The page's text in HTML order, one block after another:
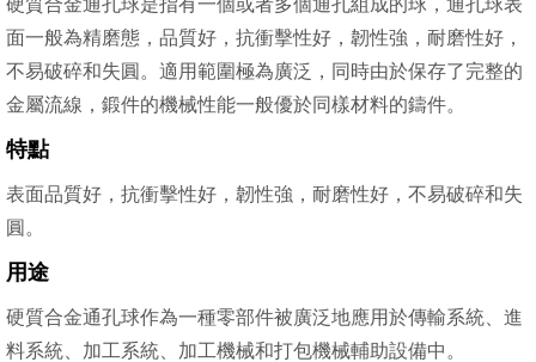
面一般為精磨態，品質好，抗衝擊性好，韌性強，耐磨性好，
不易破碎和失圓。適用範圍極為廣泛，同時由於保存了完整的
金屬流線，鍛件的機械性能一般優於同樣材料的鑄件。
特點
表面品質好，抗衝擊性好，韌性強，耐磨性好，不易破碎和失
圓。
用途
硬質合金通孔球作為一種零部件被廣泛地應用於傳輸系統、進
料系統、加工系統、加工機械和打包機械輔助設備中。